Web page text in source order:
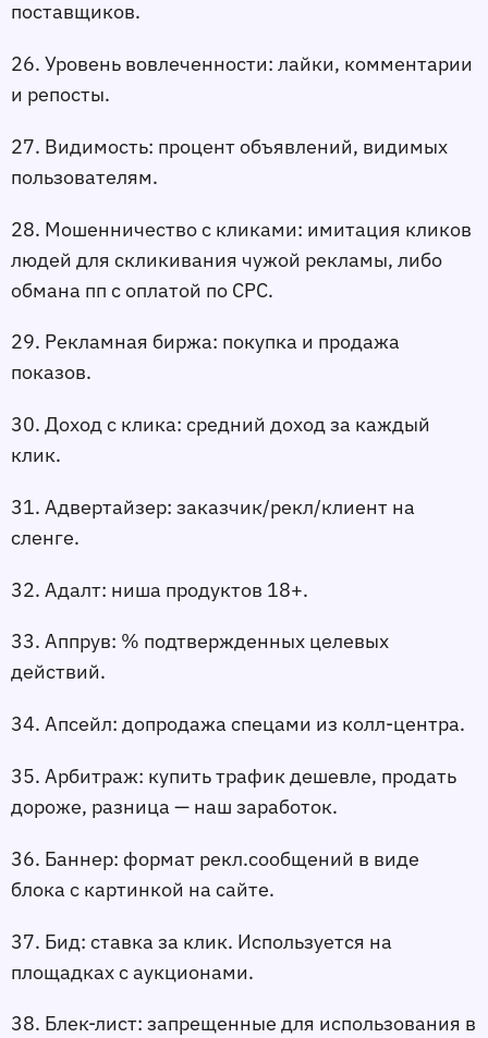
поставщиков.
26. Уровень вовлеченности: лайки, комментарии
и репосты.
27. Видимость: процент объявлений, видимых
пользователям.
28. Мошенничество с кликами: имитация кликов
людей для скликивания чужой рекламы, либо
обмана пп с оплатой по CPC.
29. Рекламная биржа: покупка и продажа
показов.
30. Доход с клика: средний доход за каждый
клик.
31. Адвертайзер: заказчик/рекл/клиент на
сленге.
32. Адалт: ниша продуктов 18+.
33. Аппрув: % подтвержденных целевых
действий.
34. Апсейл: допродажа спецами из колл-центра.
35. Арбитраж: купить трафик дешевле, продать
дороже, разница — наш заработок.
36. Баннер: формат рекл.сообщений в виде
блока с картинкой на сайте.
37. Бид: ставка за клик. Используется на
площадках с аукционами.
38. Блек-лист: запрещенные для использования в